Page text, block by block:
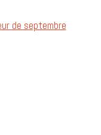
de septembre